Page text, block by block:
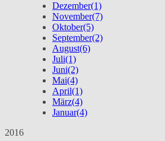
Dezember(1)
November(7)
Oktober(5)
September(2)
August(6)
Juli(1)
Juni(2)
Mai(4)
April(1)
März(4)
Januar(4)
2016